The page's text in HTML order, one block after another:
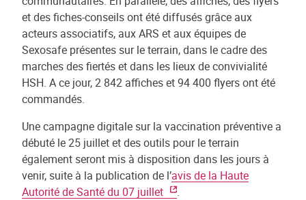
et des fiches-conseils ont été diffusés grâce aux
acteurs associatifs, aux ARS et aux équipes de
Sexosafe présentes sur le terrain, dans le cadre des
marches des fiertés et dans les lieux de convivialité
HSH. A ce jour, 2 842 affiches et 94 400 flyers ont été
commandés.
Une campagne digitale sur la vaccination préventive a
débuté le 25 juillet et des outils pour le terrain
également seront mis à disposition dans les jours à
venir, suite à la publication de l’avis de la Haute
Autorité de Santé du 07 juillet
.